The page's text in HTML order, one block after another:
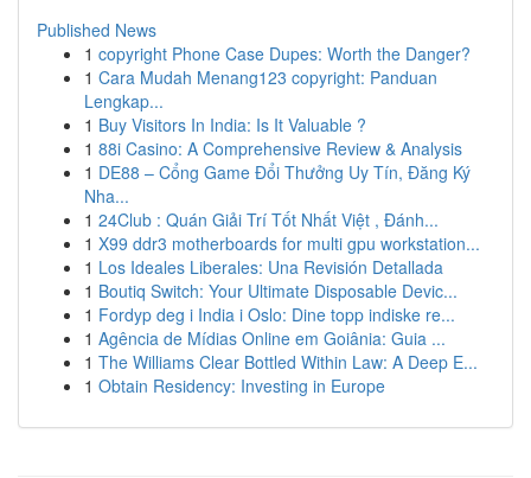
Published News
1 copyright Phone Case Dupes: Worth the Danger?
1 Cara Mudah Menang123 copyright: Panduan
Lengkap...
1 Buy Visitors In India: Is It Valuable ?
1 88i Casino: A Comprehensive Review & Analysis
1 DE88 – Cổng Game Đổi Thưởng Uy Tín, Đăng Ký
Nha...
1 24Club : Quán Giải Trí Tốt Nhất Việt , Đánh...
1 X99 ddr3 motherboards for multi gpu workstation...
1 Los Ideales Liberales: Una Revisión Detallada
1 Boutiq Switch: Your Ultimate Disposable Devic...
1 Fordyp deg i India i Oslo: Dine topp indiske re...
1 Agência de Mídias Online em Goiânia: Guia ...
1 The Williams Clear Bottled Within Law: A Deep E...
1 Obtain Residency: Investing in Europe